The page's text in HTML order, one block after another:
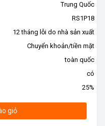
Trung Quốc
RS1P18
12 tháng lỗi do nhà sản xuất
Chuyển khoản/tiền mặt
toàn quốc
có
25%
giỏ